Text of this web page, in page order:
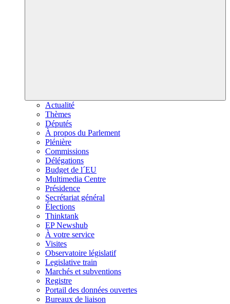
Actualité
Thèmes
Députés
À propos du Parlement
Plénière
Commissions
Délégations
Budget de l´EU
Multimedia Centre
Présidence
Secrétariat général
Élections
Thinktank
EP Newshub
À votre service
Visites
Observatoire législatif
Legislative train
Marchés et subventions
Registre
Portail des données ouvertes
Bureaux de liaison